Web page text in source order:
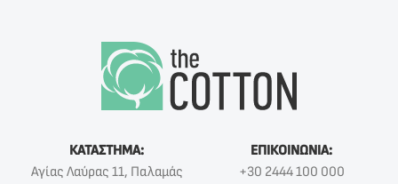
ΚΑΤΑΣΤΗΜΑ:
Αγίας Λαύρας 11, Παλαμάς
ΕΠΙΚΟΙΝΩΝΙΑ:
+30 2444 100 000